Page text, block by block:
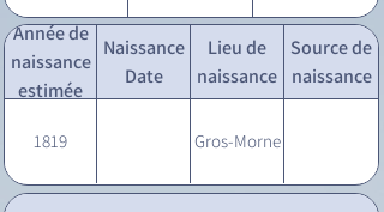
Année de
naissance
estimée
Naissance
Date
Lieu de
naissance
Source de
naissance
1819 Gros-Morne